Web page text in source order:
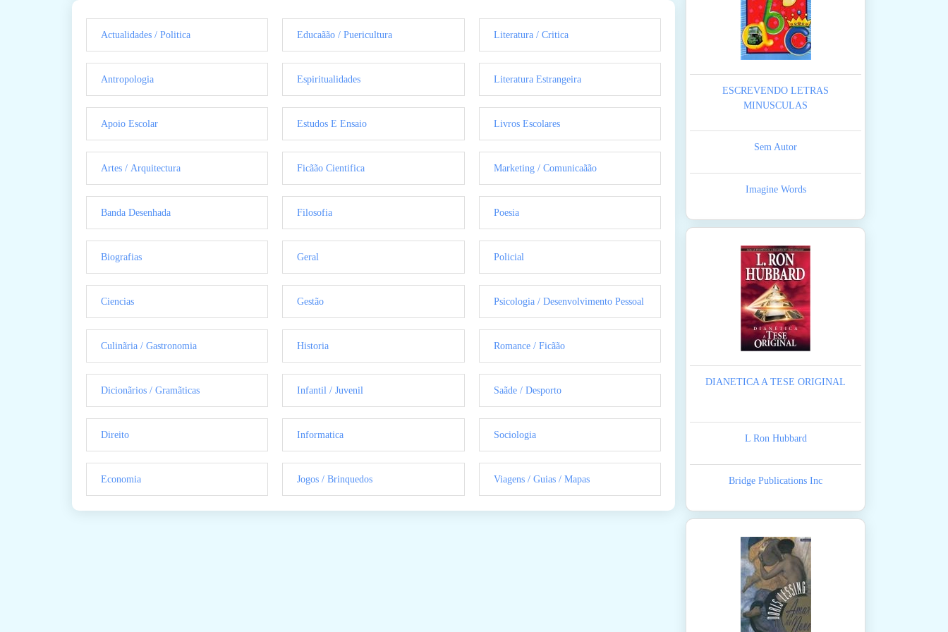
Actualidades / Politica
Antropologia
Apoio Escolar
Artes / Arquitectura
Banda Desenhada
Biografias
Ciencias
Culinãria / Gastronomia
Dicionãrios / Gramãticas
Direito
Economia
Educaãão / Puericultura
Espiritualidades
Estudos E Ensaio
Ficãão Cientifica
Filosofia
Geral
Gestão
Historia
Infantil / Juvenil
Informatica
Jogos / Brinquedos
Literatura / Critica
Literatura Estrangeira
Livros Escolares
Marketing / Comunicaãão
Poesia
Policial
Psicologia / Desenvolvimento Pessoal
Romance / Ficãão
Saãde / Desporto
Sociologia
Viagens / Guias / Mapas
ESCREVENDO LETRAS
MINUSCULAS
Sem Autor
Imagine Words
DIANETICA A TESE ORIGINAL
L Ron Hubbard
Bridge Publications Inc